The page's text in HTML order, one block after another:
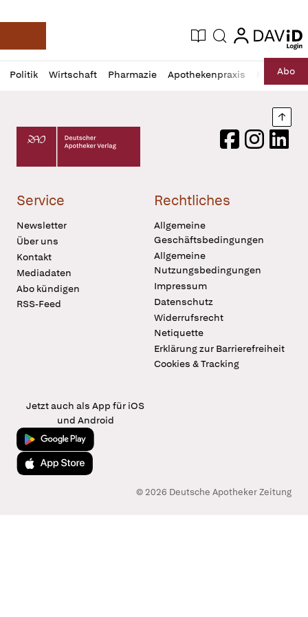
Deutsche Apotheker Zeitung
Aktuelle Ausgabe
Suche login
login
Politik Wirtschaft Pharmazie Apothekenpraxis RechtAbo
Profil
öffnen
Daz
Pur
Deutscher Apotheker Verlag Logo
FacebookInstagram
Service
Newsletter
Über uns
Kontakt
Mediadaten
Abo kündigen
RSS-Feed
Rechtliches
Allgemeine
Geschäftsbedingungen
Allgemeine
Nutzungsbedingungen
Impressum
Datenschutz
Widerrufsrecht
Netiquette
Erklärung zur Barrierefreiheit
Cookies & Tracking
Jetzt auch als App für iOS
und Android
Jetzt bei Google Play
Laden im App Store
© 2026 Deutsche Apotheker Zeitung